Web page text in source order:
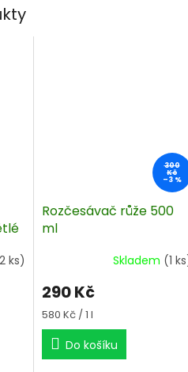
ks)
300
Kč
–3 %
Rozčesávač růže 500
ml
Skladem (1
290 Kč
Měrná
cena:
580 Kč / 1 l
Do košíku